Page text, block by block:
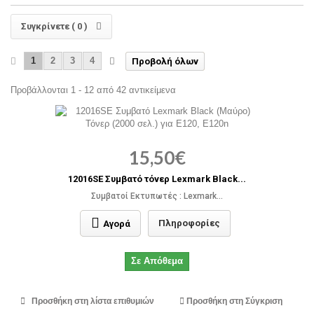
Συγκρίνετε ( 0 )
Προβολή όλων
1 2 3 4
Προβάλλονται 1 - 12 από 42 αντικείμενα
15,50€
12016SE Συμβατό τόνερ Lexmark Black...
Συμβατοί Εκτυπωτές : Lexmark...
Αγορά Πληροφορίες
Σε Απόθεμα
Προσθήκη στη λίστα επιθυμιών Προσθήκη στη Σύγκριση